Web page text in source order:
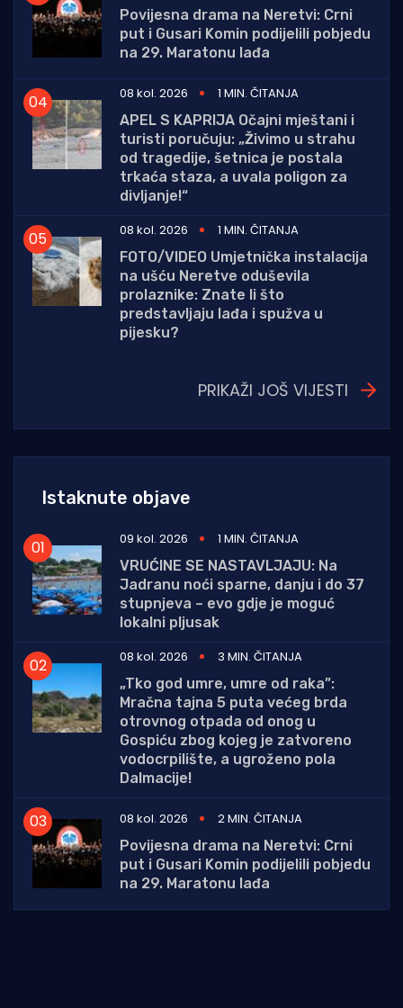
Povijesna drama na Neretvi: Crni
put i Gusari Komin podijelili pobjedu
na 29. Maratonu lađa
08 kol. 2026
1 MIN. ČITANJA
APEL S KAPRIJA Očajni mještani i
turisti poručuju: „Živimo u strahu
od tragedije, šetnica je postala
trkaća staza, a uvala poligon za
divljanje!“
08 kol. 2026
1 MIN. ČITANJA
FOTO/VIDEO Umjetnička instalacija
na ušću Neretve oduševila
prolaznike: Znate li što
predstavljaju lađa i spužva u
pijesku?
PRIKAŽI JOŠ VIJESTI
Istaknute objave
09 kol. 2026
1 MIN. ČITANJA
VRUĆINE SE NASTAVLJAJU: Na
Jadranu noći sparne, danju i do 37
stupnjeva – evo gdje je moguć
lokalni pljusak
08 kol. 2026
3 MIN. ČITANJA
„Tko god umre, umre od raka”:
Mračna tajna 5 puta većeg brda
otrovnog otpada od onog u
Gospiću zbog kojeg je zatvoreno
vodocrpilište, a ugroženo pola
Dalmacije!
08 kol. 2026
2 MIN. ČITANJA
Povijesna drama na Neretvi: Crni
put i Gusari Komin podijelili pobjedu
na 29. Maratonu lađa